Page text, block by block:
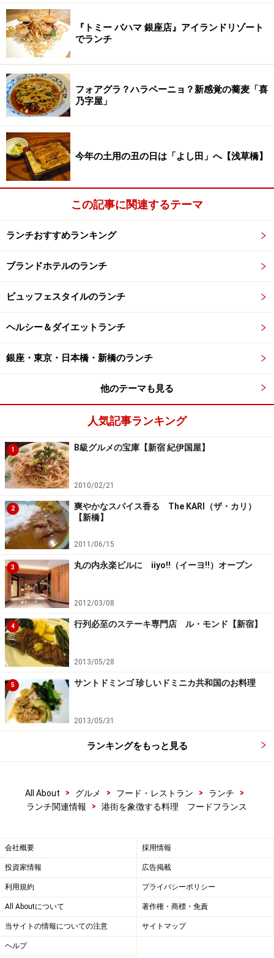
※記事内容は執筆時点のものです。最新の内容をご確認くださ
い。
※メニューや料金などのデータは、取材時または記事公開時点で
の内容です。
1 /3 次のページへ
『トミー バハマ 銀座店』アイランドリゾート
でランチ
フォアグラ？ハラペーニョ？新感覚の蕎麦「喜
乃字屋」
今年の土用の丑の日は「よし田」へ【浅草橋】
この記事に関連するテーマ
ランチおすすめランキング
ブランドホテルのランチ
ビュッフェスタイルのランチ
ヘルシー＆ダイエットランチ
銀座・東京・日本橋・新橋のランチ
他のテーマも見る
人気記事ランキング
1 B級グルメの宝庫【新宿 紀伊国屋】
2010/02/21
2
爽やかなスパイス香る The KARI（ザ・カリ）
【新橋】
2011/06/15
3 丸の内永楽ビルに iiyo!!（イーヨ!!）オープン
2012/03/08
4 行列必至のステーキ専門店 ル・モンド【新宿】
2013/05/28
5 サントドミンゴ 珍しいドミニカ共和国のお料理
2013/05/31
ランキングをもっと見る
All About > グルメ > フード・レストラン > ランチ
>
ランチ関連情報
> 港街を象徴する料理 フードフランス
会社概要 採用情報
投資家情報 広告掲載
利用規約 プライバシーポリシー
All Aboutについて 著作権・商標・免責
当サイトの情報についての注意 サイトマップ
ヘルプ